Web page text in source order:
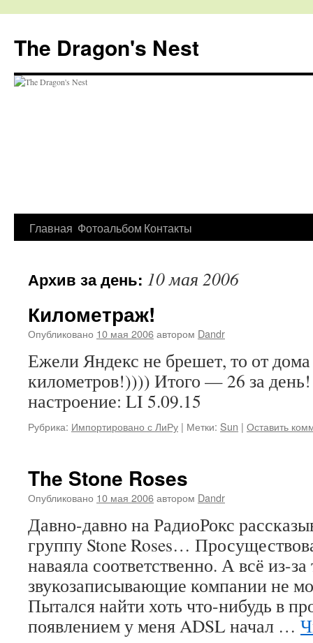
The Dragon's Nest
Перейти
содержимому
Главная Фотоальбом Контакты
Архив за день: 10 мая 2006
Километраж!
Опубликовано 10 мая 2006автором Dandr
Ежели Яндекс не брешет, то от
километров!)))) Итого — 26 за
настроение: LI 5.09.15
Рубрика: Импортировано с ЛиРу | Метки: Sun | Оставить
The Stone Roses
Опубликовано 10 мая 2006автором Dandr
Давно-давно на РадиоРокс
группу Stone Roses…
наваяла соответственно. А всё из-за
звукозаписывающие компании не
Пытался найти хоть что-нибудь в
появлением у меня ADSL начал …